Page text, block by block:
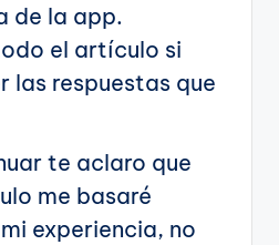
de la app.
el artículo si
las respuestas que
te aclaro que
me basaré
experiencia, no